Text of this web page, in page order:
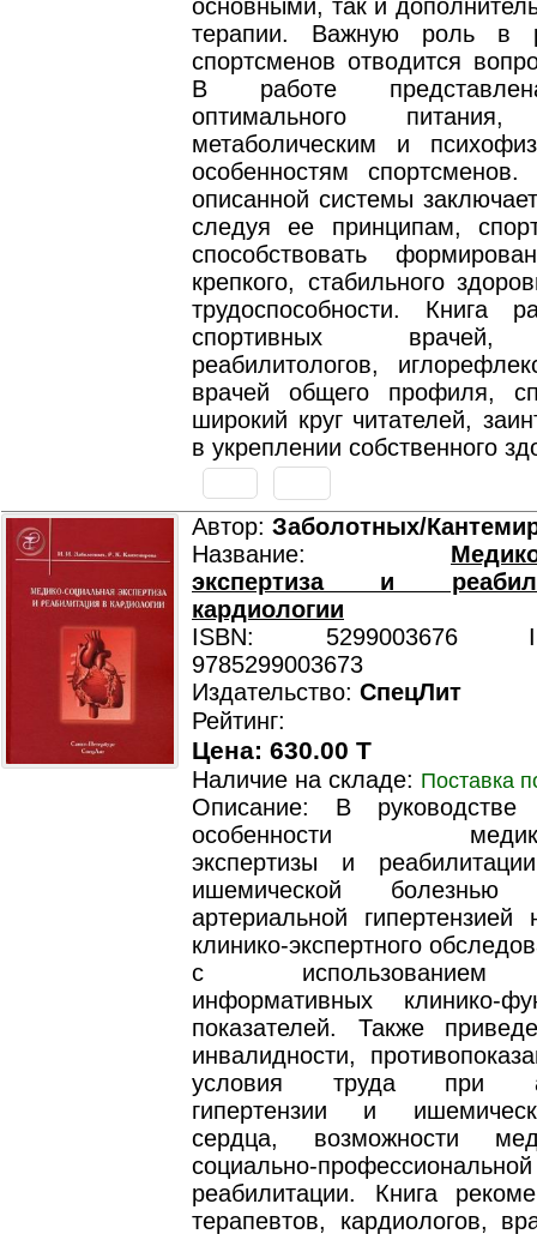
основными, так и
терапии. Важную роль в
спортсменов отводится
В работе
оптимального питания,
метаболическим и
особенностям спортсменов.
описанной системы
следуя ее принципам,
способствовать
крепкого, стабильного
трудоспособности. Книга
спортивных врачей,
реабилитологов,
врачей общего профиля,
широкий круг читателей,
в укреплении собственного
Автор: Заболотных/
Название:
экспертиза и
кардиологии
ISBN: 5299003676
9785299003673
Издательство: СпецЛит
Рейтинг:
Цена: 630.00 T
Наличие на складе: Поставка
Описание: В руководстве
особенности медико-
экспертизы и
ишемической
артериальной гипертензией
клинико-экспертного
с использованием
информативных клинико-
показателей. Также
инвалидности,
условия труда при
гипертензии и
сердца, возможности
социально-профессиональной
реабилитации. Книга
терапевтов, кардиологов,